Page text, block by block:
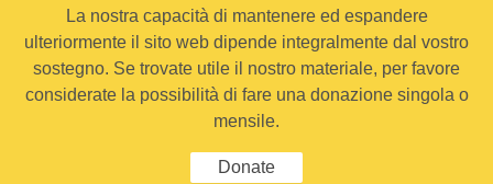
La nostra capacità di mantenere ed espandere
ulteriormente il sito web dipende integralmente dal vostro
sostegno. Se trovate utile il nostro materiale, per favore
considerate la possibilità di fare una donazione singola o
mensile.
Donate